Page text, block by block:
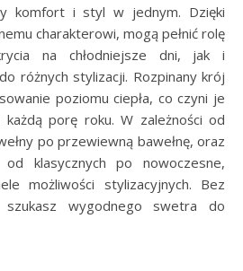
komfort i styl w jednym. Dzięki
charakterowi, mogą pełnić rolę
na chłodniejsze dni, jak i
różnych stylizacji. Rozpinany krój
poziomu ciepła, co czyni je
porę roku. W zależności od
po przewiewną bawełnę, oraz
klasycznych po nowoczesne,
możliwości stylizacyjnych. Bez
wygodnego swetra do